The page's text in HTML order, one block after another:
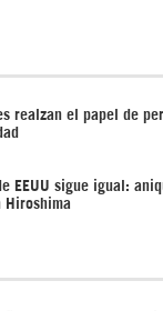
realzan el papel de
EEUU sigue igual:
Hiroshima